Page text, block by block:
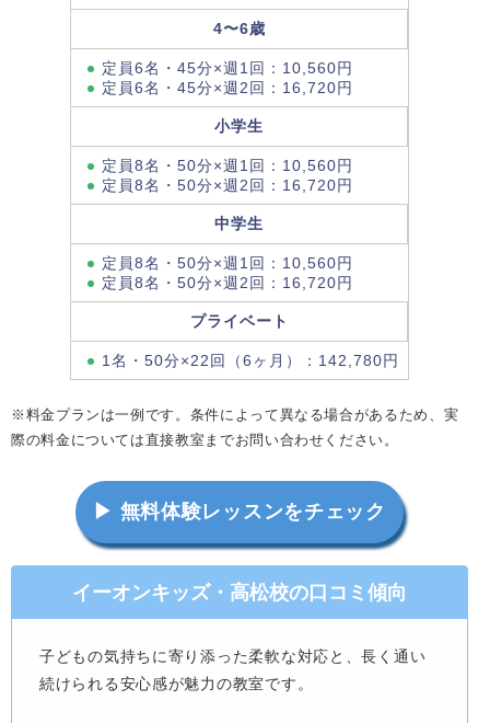
4〜6歳
定員6名・45分×週1回：10,560円
定員6名・45分×週2回：16,720円
小学生
定員8名・50分×週1回：10,560円
定員8名・50分×週2回：16,720円
中学生
定員8名・50分×週1回：10,560円
定員8名・50分×週2回：16,720円
プライベート
1名・50分×22回（6ヶ月）：142,780円
※料金プランは一例です。条件によって異なる場合があるため、実
際の料金については直接教室までお問い合わせください。
▶ 無料体験レッスンをチェック
イーオンキッズ・高松校の口コミ傾向
子どもの気持ちに寄り添った柔軟な対応と、長く通い
続けられる安心感が魅力の教室です。